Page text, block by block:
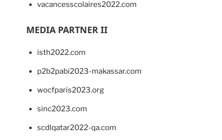
vacancesscolaires2022.com
MEDIA PARTNER II
isth2022.com
p2b2pabi2023-makassar.com
wocfparis2023.org
sinc2023.com
scdlqatar2022-qa.com